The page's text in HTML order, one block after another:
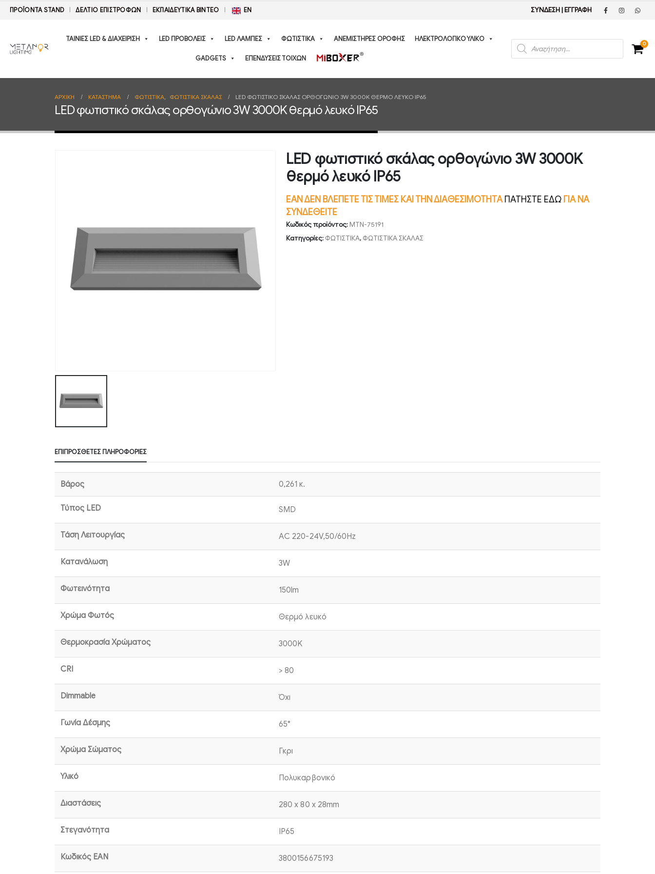
ΠΡΟΪΟΝΤΑ STAND ΔΕΛΤΊΟ ΕΠΙΣΤΡΟΦΏΝ ΕΚΠΑΙΔΕΥΤΙΚΑ ΒΙΝΤΕΟ EN ΣΥΝΔΕΣΗ| ΕΓΓΡΑΦΗ
ΤΑΙΝΙΕΣ LED & ΔΙΑΧΕΙΡΙΣΗ LED ΠΡΟΒΟΛΕΙΣ LED ΛΑΜΠΕΣ ΦΩΤΙΣΤΙΚΑ ΑΝΕΜΙΣΤΗΡΕΣ ΟΡΟΦΗΣ ΗΛΕΚΤΡΟΛΟΓΙΚΟ ΥΛΙΚΟ
GADGETS ΕΠΕΝΔΥΣΕΙΣ ΤΟΙΧΩΝ
Products
search
0
ΑΡΧΙΚΉ ΚΑΤΆΣΤΗΜΑ ΦΩΤΙΣΤΙΚΑ, ΦΩΤΙΣΤΙΚΑ ΣΚΑΛΑΣ LED ΦΩΤΙΣΤΙΚΌ ΣΚΆΛΑΣ ΟΡΘΟΓΏΝΙΟ 3W 3000K ΘΕΡΜΌ ΛΕΥΚΌ IP65
LED φωτιστικό σκάλας ορθογώνιο 3W 3000K θερμό λευκό IP65
LED φωτιστικό σκάλας ορθογώνιο 3W 3000K
θερμό λευκό IP65
ΕΑΝ ΔΕΝ ΒΛΕΠΕΤΕ ΤΙΣ ΤΙΜΕΣ ΚΑΙ ΤΗΝ ΔΙΑΘΕΣΙΜΟΤΗΤΑΠΑΤΗΣΤΕ ΕΔΩ ΓΙΑ ΝΑ
ΣΥΝΔΕΘΕΙΤΕ
Κωδικός προϊόντος:MTN-75191
Κατηγορίες: ΦΩΤΙΣΤΙΚΑ, ΦΩΤΙΣΤΙΚΑ ΣΚΑΛΑΣ
ΕΠΙΠΡΌΣΘΕΤΕΣ ΠΛΗΡΟΦΟΡΊΕΣ
Βάρος 0,261 κ.
Τύπος LED SMD
Τάση Λειτουργίας AC 220-24V,50/60Hz
Κατανάλωση 3W
Φωτεινότητα 150lm
Χρώμα Φωτός Θερμό λευκό
Θερμοκρασία Χρώματος 3000K
CRI > 80
Dimmable Όχι
Γωνία Δέσμης 65°
Χρώμα Σώματος Γκρι
Υλικό Πολυκαρβονικό
Διαστάσεις 280 x 80 x 28mm
Στεγανότητα IP65
Κωδικός EAN 3800156675193